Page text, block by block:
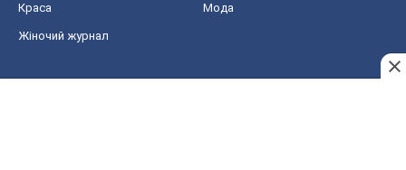
Краса Мода
Жіночий журнал